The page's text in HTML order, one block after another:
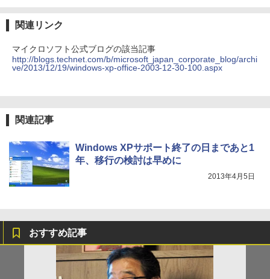
関連リンク
マイクロソフト公式ブログの該当記事
http://blogs.technet.com/b/microsoft_japan_corporate_blog/archi
ve/2013/12/19/windows-xp-office-2003-12-30-100.aspx
関連記事
Windows XPサポート終了の日まであと1
年、移行の検討は早めに
2013年4月5日
おすすめ記事